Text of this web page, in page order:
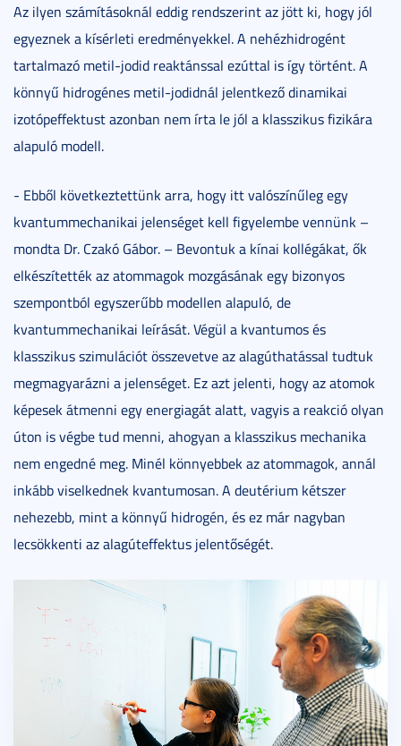
Az ilyen számításoknál eddig rendszerint az jött ki, hogy jól
egyeznek a kísérleti eredményekkel. A nehézhidrogént
tartalmazó metil-jodid reaktánssal ezúttal is így történt. A
könnyű hidrogénes metil-jodidnál jelentkező dinamikai
izotópeffektust azonban nem írta le jól a klasszikus fizikára
alapuló modell.
- Ebből következtettünk arra, hogy itt valószínűleg egy
kvantummechanikai jelenséget kell figyelembe vennünk –
mondta Dr. Czakó Gábor. – Bevontuk a kínai kollégákat, ők
elkészítették az atommagok mozgásának egy bizonyos
szempontból egyszerűbb modellen alapuló, de
kvantummechanikai leírását. Végül a kvantumos és
klasszikus szimulációt összevetve az alagúthatással tudtuk
megmagyarázni a jelenséget. Ez azt jelenti, hogy az atomok
képesek átmenni egy energiagát alatt, vagyis a reakció olyan
úton is végbe tud menni, ahogyan a klasszikus mechanika
nem engedné meg. Minél könnyebbek az atommagok, annál
inkább viselkednek kvantumosan. A deutérium kétszer
nehezebb, mint a könnyű hidrogén, és ez már nagyban
lecsökkenti az alagúteffektus jelentőségét.